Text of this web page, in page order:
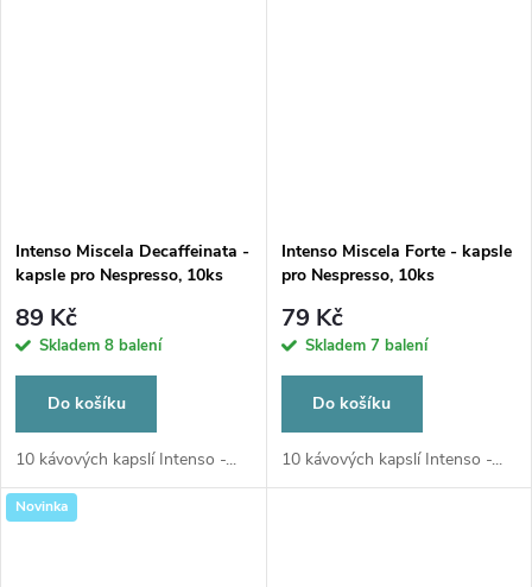
Intenso Miscela Decaffeinata -
kapsle pro Nespresso, 10ks
89 Kč
Skladem 8 balení
Do košíku
10 kávových kapslí Intenso -...
Intenso Miscela Forte - kapsle
pro Nespresso, 10ks
79 Kč
Skladem 7 balení
Do košíku
10 kávových kapslí Intenso -...
Novinka